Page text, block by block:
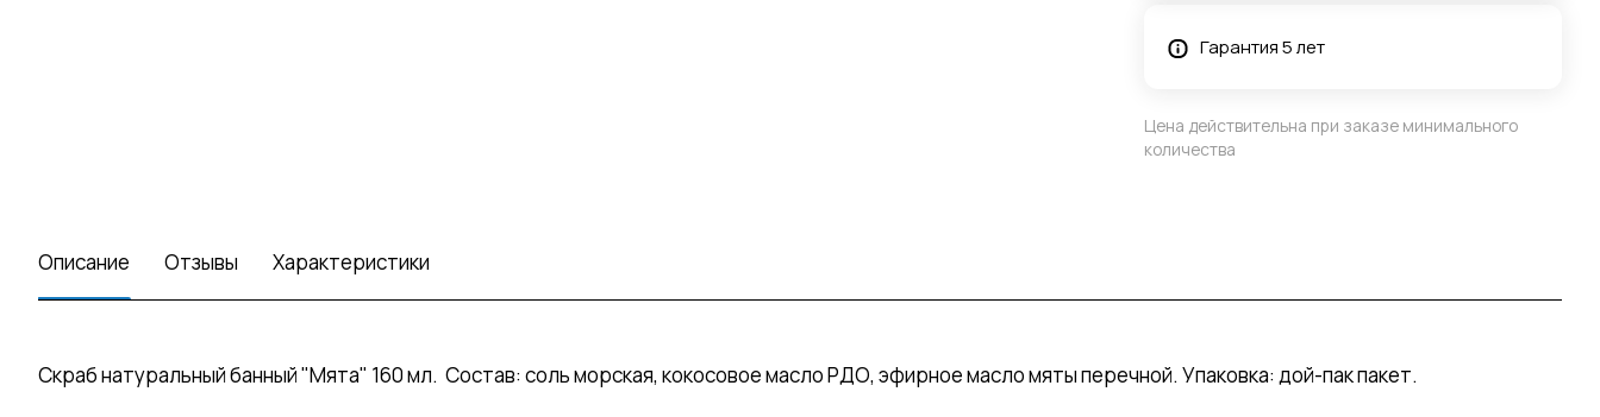
Гарантия 5 лет
Цена действительна при заказе минимального
количества
Описание Отзывы Характеристики
Скраб натуральный банный "Мята" 160 мл. Состав: соль морская, кокосовое масло РДО, эфирное масло мяты перечной. Упаковка: дой-пак пакет.